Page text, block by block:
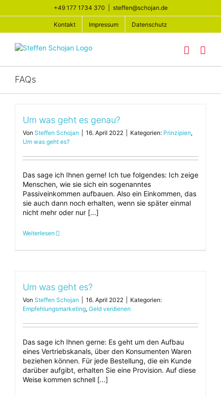
+49 177 1734 370 steffen@schojan.de
Kontakt Impressum Datenschutz
FAQs
Um was geht es genau?
Von Steffen Schojan 16. April 2022 Kategorien: Prinzipien,
Um was geht es?
Das sage ich Ihnen gerne! Ich tue folgendes: Ich zeige
Menschen, wie sie sich ein sogenanntes
Passiveinkommen aufbauen. Also ein Einkommen, das
sie auch dann noch erhalten, wenn sie später einmal
nicht mehr oder nur [...]
Weiterlesen
Um was geht es?
Von Steffen Schojan 16. April 2022
Kategorien:
Empfehlungsmarketing, Geld verdienen
Das sage ich Ihnen gerne: Es geht um den Aufbau
eines Vertriebskanals, über den Konsumenten Waren
beziehen können. Für jede Bestellung, die ein Kunde
darüber aufgibt, erhalten Sie eine Provision. Auf diese
Weise kommen schnell [...]